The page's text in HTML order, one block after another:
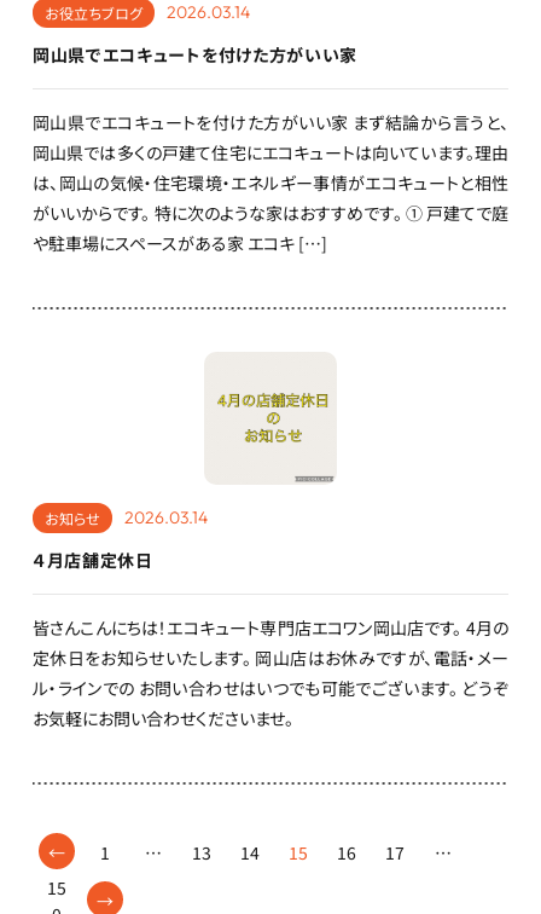
お役立ちブログ 2026.03.14
岡山県でエコキュートを付けた方がいい家
岡山県でエコキュートを付けた方がいい家 まず結論から言うと、
岡山県では多くの戸建て住宅にエコキュートは向いています。理由
は、岡山の気候・住宅環境・エネルギー事情がエコキュートと相性
がいいからです。 特に次のような家はおすすめです。 ① 戸建てで庭
や駐車場にスペースがある家 エコキ […]
お知らせ 2026.03.14
４月店舗定休日
皆さんこんにちは！エコキュート専門店エコワン岡山店です。 4月の
定休日をお知らせいたします。 岡山店はお休みですが、電話・メー
ル・ラインでの お問い合わせはいつでも可能でございます。 どうぞ
お気軽にお問い合わせくださいませ。
← 1 … 13 14 15 16 17
…
15
→